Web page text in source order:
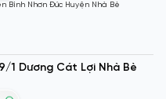
Bình Nhơn Đức Huyện Nhà Bè
1 Dương Cát Lợi Nhà Bè